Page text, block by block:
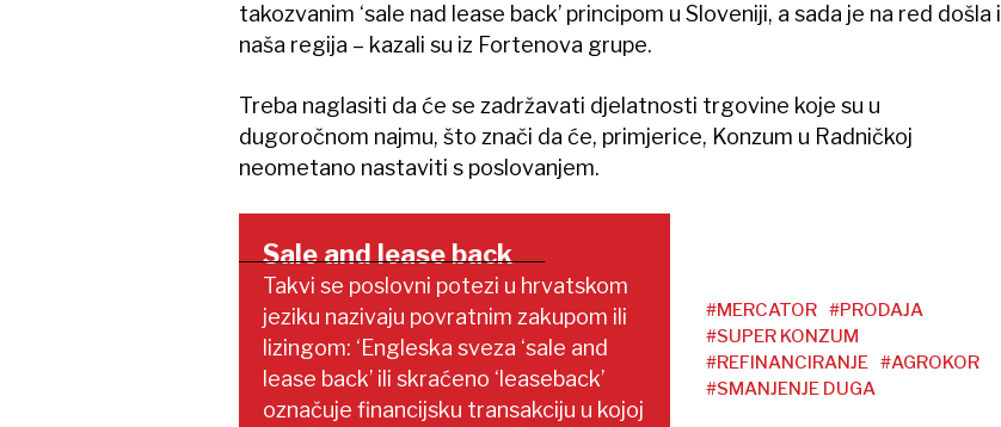
takozvanim ‘sale nad lease back’ principom u Sloveniji, a sada je na red došla i
naša regija – kazali su iz Fortenova grupe.
Treba naglasiti da će se zadržavati djelatnosti trgovine koje su u
dugoročnom najmu, što znači da će, primjerice, Konzum u Radničkoj
neometano nastaviti s poslovanjem.
Sale and lease back
Takvi se poslovni potezi u hrvatskom
jeziku nazivaju povratnim zakupom ili
lizingom: ‘Engleska sveza ‘sale and
lease back’ ili skraćeno ‘leaseback’
označuje financijsku transakciju u kojoj
#MERCATOR #PRODAJA
#SUPER KONZUM
#REFINANCIRANJE #AGROKOR
#SMANJENJE DUGA